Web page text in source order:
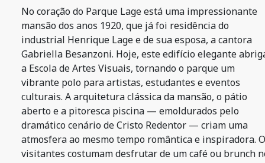
No coração do Parque Lage está uma impressionante
mansão dos anos 1920, que já foi residência do
industrial Henrique Lage e de sua esposa, a cantora
Gabriella Besanzoni. Hoje, este edifício elegante
a Escola de Artes Visuais, tornando o parque um
vibrante polo para artistas, estudantes e eventos
culturais. A arquitetura clássica da mansão, o pátio
aberto e a pitoresca piscina — emoldurados pelo
dramático cenário de Cristo Redentor — criam uma
atmosfera ao mesmo tempo romântica e inspiradora.
visitantes costumam desfrutar de um café ou brunch